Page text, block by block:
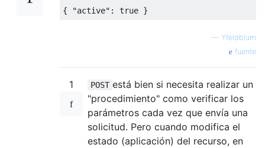
— Yfeldblum
fuente
1 POST está bien si necesita realizar un
"procedimiento" como verificar los
parámetros cada vez que envía una
solicitud. Pero cuando modifica el
estado (aplicación) del recurso, en